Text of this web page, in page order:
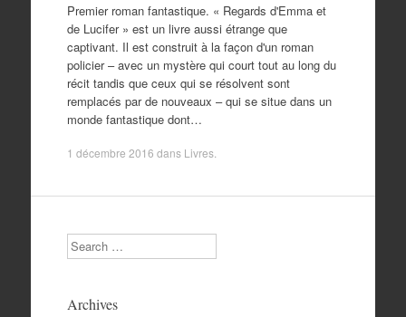
Premier roman fantastique. « Regards d'Emma et
de Lucifer » est un livre aussi étrange que
captivant. Il est construit à la façon d'un roman
policier – avec un mystère qui court tout au long du
récit tandis que ceux qui se résolvent sont
remplacés par de nouveaux – qui se situe dans un
monde fantastique dont…
1 décembre 2016 dans Livres.
Search
Archives